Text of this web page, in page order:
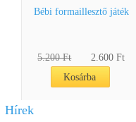
Bébi formaillesztő játék
5.200 Ft
2.600 Ft
Kosárba
Hírek